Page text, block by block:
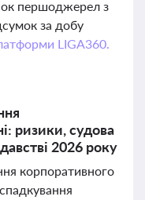
першоджерел з
за добу
LIGA360.
ризики, судова
2026 року
корпоративного